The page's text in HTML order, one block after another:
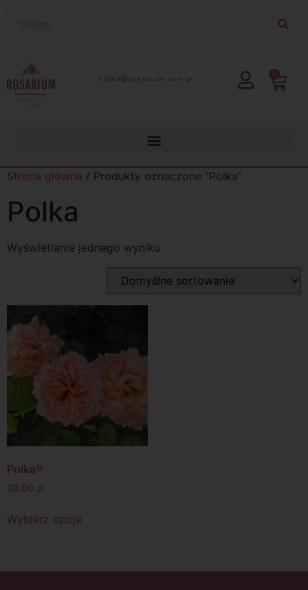
lp.moc.muirasor@pelks 0
Strona główna / Produkty oznaczone “Polka”
Polka
Wyświetlanie jednego wyniku
Polka®
38.00 zł
Wybierz opcje